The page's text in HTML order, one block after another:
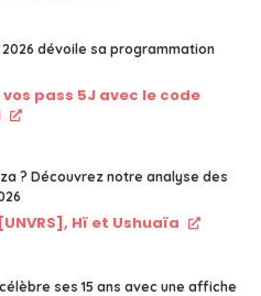
dévoile sa programmation
vos pass 5J avec le code
? Découvrez notre analyse des
Hï et Ushuaïa
ses 15 ans avec une affiche